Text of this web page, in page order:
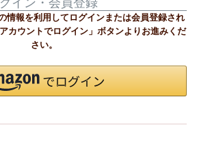
イン・会員登録
報を利用してログインまたは会員登録され
カウントでログイン」ボタンよりお進みくだ
さい。